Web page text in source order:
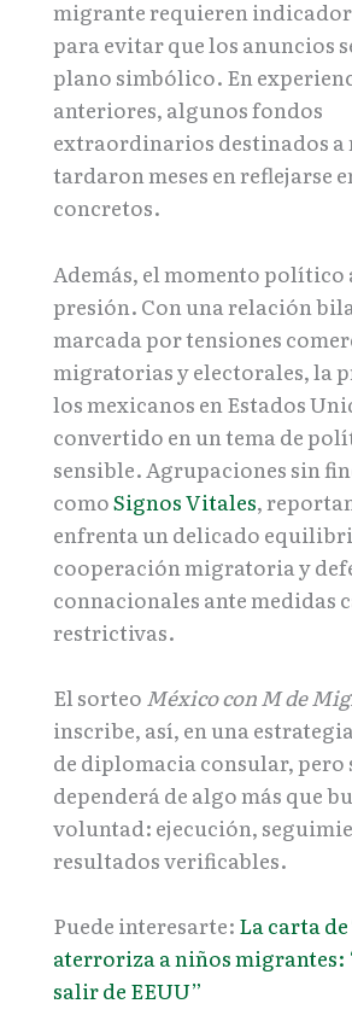
migrante requieren
para evitar que los anuncios
plano simbólico. En
anteriores, algunos fondos
extraordinarios destinados a
tardaron meses en reflejarse
concretos.
Además, el momento político
presión. Con una relación
marcada por tensiones
migratorias y electorales, la
los mexicanos en Estados
convertido en un tema de
sensible. Agrupaciones sin
comoSignos Vitales,
enfrenta un delicado
cooperación migratoria y
connacionales ante medidas
restrictivas.
El sorteo México con M de
inscribe, así, en una
de diplomacia consular, pero
dependerá de algo más que
voluntad: ejecución,
resultados verificables.
Puede interesarte: La carta
aterroriza a niños migrantes:
salir de EEUU”